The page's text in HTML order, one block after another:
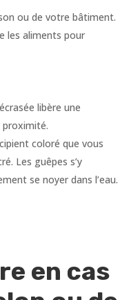
ou de votre bâtiment.
les aliments pour
libère une
proximité.
coloré que vous
Les guêpes s’y
se noyer dans l’eau.
en cas